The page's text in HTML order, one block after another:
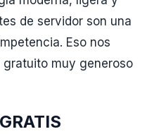
de servidor son una
Eso nos
muy generoso